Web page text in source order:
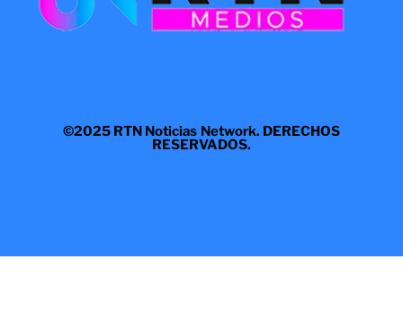
©2025 RTN Noticias Network. DERECHOS
RESERVADOS.